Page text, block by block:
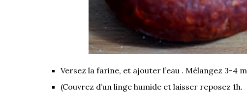
Versez la farine, et ajouter l’eau . Mélangez 3-4
(Couvrez d’un linge humide et laisser reposez 1h.